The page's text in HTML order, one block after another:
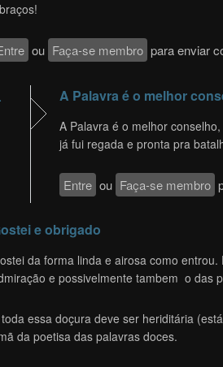
ou Faça-se membro para enviar
A Palavra é o melhor
A Palavra é o melhor conselho,
já fui regada e pronta pra
Entre ou Faça-se membro
e obrigado
da forma linda e airosa como
e possivelmente tambem o das
toda essa doçura deve ser heriditária
da poetisa das palavras doces.